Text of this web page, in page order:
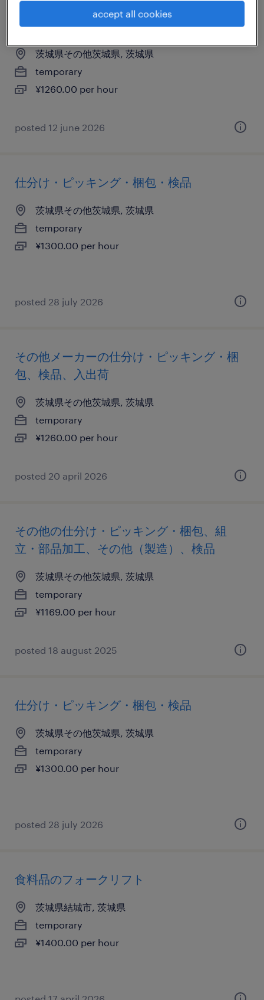
その他メーカーの仕分け・ピッキング・梱
包、検品、入出荷
茨城県その他茨城県, 茨城県
temporary
¥1260.00 per hour
posted 12 june 2026
仕分け・ピッキング・梱包・検品
茨城県その他茨城県, 茨城県
temporary
¥1300.00 per hour
posted 28 july 2026
その他メーカーの仕分け・ピッキング・梱
包、検品、入出荷
茨城県その他茨城県, 茨城県
temporary
¥1260.00 per hour
posted 20 april 2026
その他の仕分け・ピッキング・梱包、組
立・部品加工、その他（製造）、検品
茨城県その他茨城県, 茨城県
temporary
¥1169.00 per hour
posted 18 august 2025
仕分け・ピッキング・梱包・検品
茨城県その他茨城県, 茨城県
temporary
¥1300.00 per hour
posted 28 july 2026
食料品のフォークリフト
茨城県結城市, 茨城県
temporary
¥1400.00 per hour
accept all cookies